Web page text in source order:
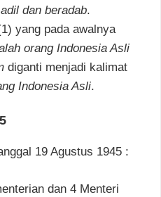
dan beradab.
yang pada awalnya
orang Indonesia Asli
diganti menjadi kalimat
Indonesia Asli.
19 Agustus 1945 :
dan 4 Menteri